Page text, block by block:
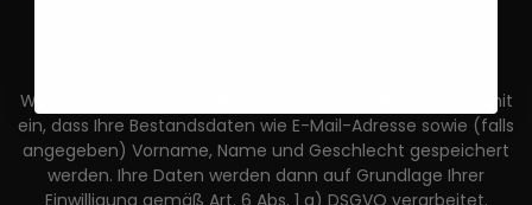
Wenn Sie unseren Newsletter abonnieren, willigen Sie damit
ein, dass Ihre Bestandsdaten wie E-Mail-Adresse sowie (falls
angegeben) Vorname, Name und Geschlecht gespeichert
werden. Ihre Daten werden dann auf Grundlage Ihrer
Einwilligung gemäß Art. 6 Abs. 1 a) DSGVO verarbeitet.